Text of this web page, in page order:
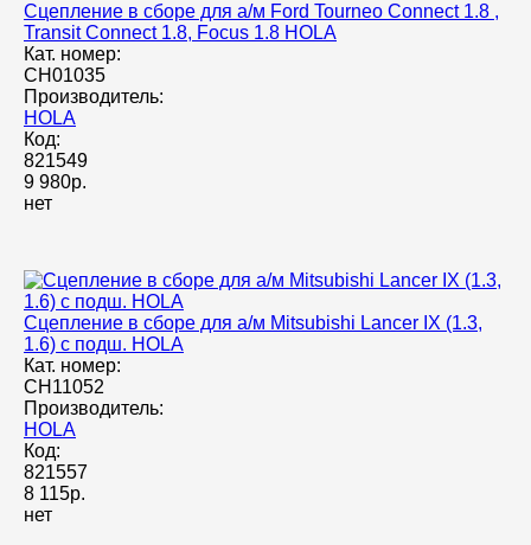
Сцепление в сборе для а/м Ford Tourneo Connect 1.8 ,
Transit Connect 1.8, Focus 1.8 HOLA
Кат. номер:
CH01035
Производитель:
HOLA
Код:
821549
9 980р.
нет
Сцепление в сборе для а/м Mitsubishi Lancer IX (1.3,
1.6) с подш. HOLA
Кат. номер:
CH11052
Производитель:
HOLA
Код:
821557
8 115р.
нет